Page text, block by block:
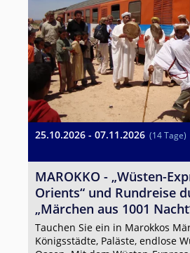
25.10.2026 - 07.11.2026 (14 Tage)
MAROKKO - „Wüsten-
Orients“ und Rundreise
„Märchen aus 1001
Tauchen Sie ein in Marokkos
Königsstädte, Paläste, endlose